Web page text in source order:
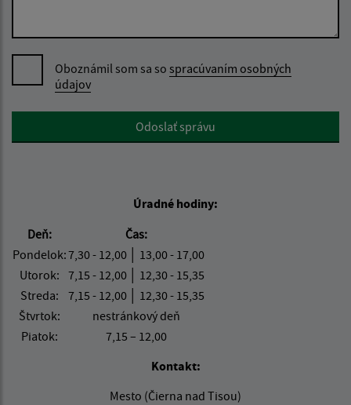
Oboznámil som sa so spracúvaním osobných
údajov
Google reCaptcha ResponseOdoslať správu
Úradné hodiny:
Deň:
Čas:
Pondelok:7,30 - 12,00 │ 13,00 - 17,00
Utorok: 7,15 - 12,00 │ 12,30 - 15,35
Streda:
7,15 - 12,00 │ 12,30 - 15,35
Štvrtok:
nestránkový deň
Piatok:
7,15 – 12,00
Kontakt:
Mesto (Čierna nad Tisou)